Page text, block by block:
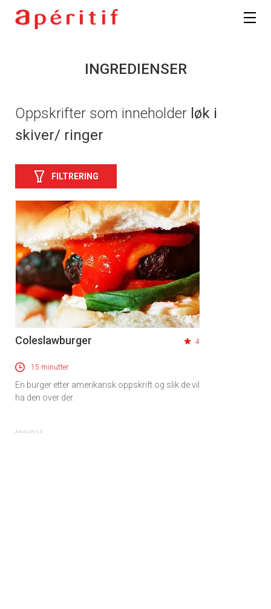
INGREDIENSER
Oppskrifter som inneholder løk i
skiver/ ringer
FILTRERING
Coleslawburger 4
15 minutter
En burger etter amerikansk oppskrift og slik de vil
ha den over der.